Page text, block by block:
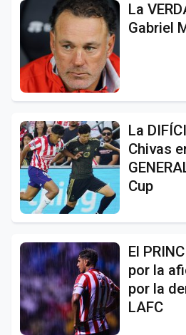
La
Gabriel
La
Chivas
Cup
El
por la
por la
LAFC